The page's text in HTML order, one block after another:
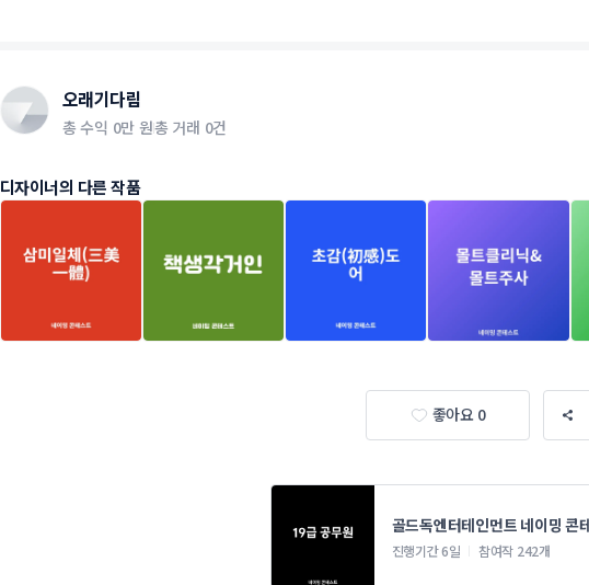
오래기다림
총 수익 0만 원총 거래 0건
디자이너의 다른 작품
좋아요 0
골드독엔터테인먼트 네이밍 콘
진행기간 6일 참여작 242개